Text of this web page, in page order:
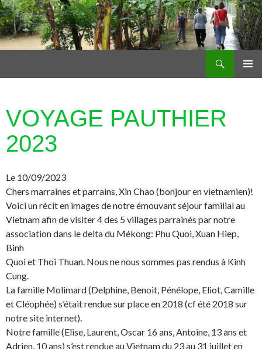
VOYAGE PAUTHIER
2023
Le 10/09/2023
Chers marraines et parrains, Xin Chao (bonjour en vietnamien)!
Voici un récit en images de notre émouvant séjour familial au
Vietnam afin de visiter 4 des 5 villages parrainés par notre
association dans le delta du Mékong: Phu Quoi, Xuan Hiep,
Binh
Quoi et Thoi Thuan. Nous ne nous sommes pas rendus à Kinh
Cung.
La famille Molimard (Delphine, Benoit, Pénélope, Eliot, Camille
et Cléophée) s’était rendue sur place en 2018 (cf été 2018 sur
notre site internet).
Notre famille (Elise, Laurent, Oscar 16 ans, Antoine, 13 ans et
Adrien, 10 ans) s’est rendue au Vietnam du 23 au 31 juillet en